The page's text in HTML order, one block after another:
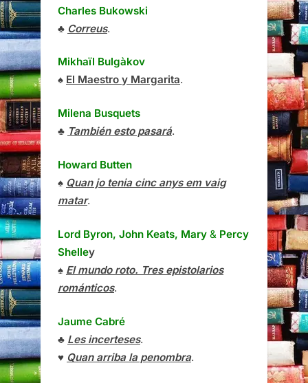
Charles Bukowski
♣ Correus.
Mikhaïl Bulgàkov
♠ El Maestro y Margarita.
Milena Busquets
♣ También esto pasará.
Howard Butten
♠ Quan jo tenia cinc anys em vaig
matar.
Lord Byron, John Keats, Mary & Percy
Shelley
♠ El mundo roto. Tres epistolarios
románticos.
Jaume Cabré
♣ Les incerteses.
♥ Quan arriba la penombra.